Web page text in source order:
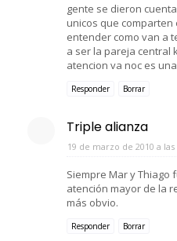
gente se dieron
unicos que comparten
entender como van a
a ser la pareja central
atencion va noc es
Responder Borrar
Triple alianza
19 de marzo de 2010 a las
Siempre Mar y
atención mayor de la
más obvio.
Responder Borrar